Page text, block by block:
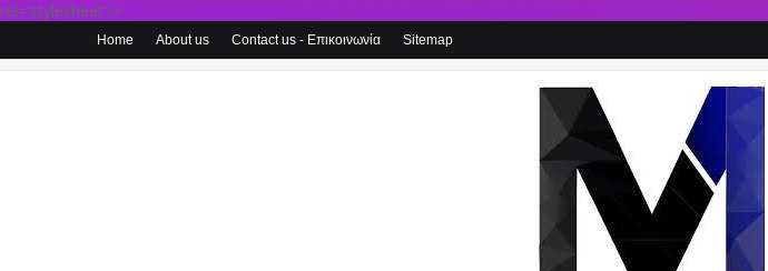
rel='stylesheet'/>
Home About us Contact us - Επικοινωνία Sitemap